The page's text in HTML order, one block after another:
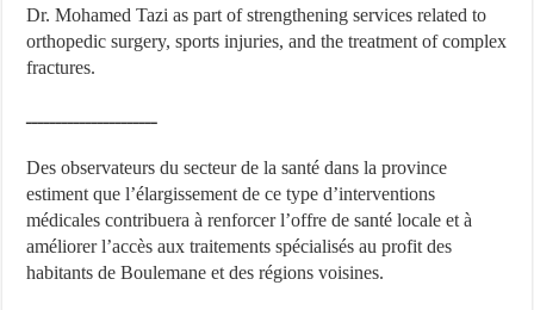
Dr. Mohamed Tazi as part of strengthening services related to
orthopedic surgery, sports injuries, and the treatment of complex
fractures.
ــــــــــــــــــــــ
Des observateurs du secteur de la santé dans la province
estiment que l’élargissement de ce type d’interventions
médicales contribuera à renforcer l’offre de santé locale et à
améliorer l’accès aux traitements spécialisés au profit des
habitants de Boulemane et des régions voisines.